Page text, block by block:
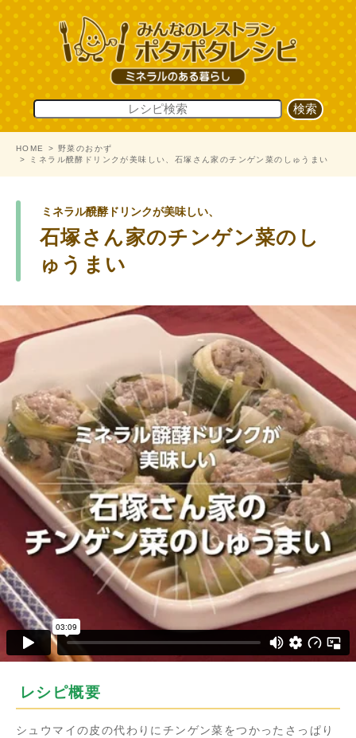
HOME
野菜のおかず
ミネラル醗酵ドリンクが美味しい、石塚さん家のチンゲン菜のしゅうまい
ミネラル醗酵ドリンクが美味しい、
石塚さん家のチンゲン菜のし
ゅうまい
レシピ概要
シュウマイの皮の代わりにチンゲン菜をつかったさっぱり